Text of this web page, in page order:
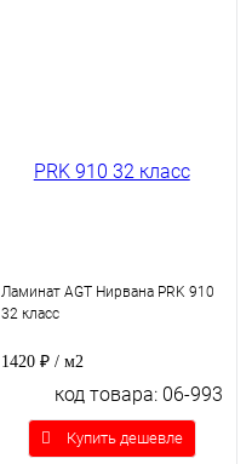
Ламинат AGT Нирвана PRK 910
32 класс
1420 ₽ / м2
код товара: 06-993
Купить дешевле